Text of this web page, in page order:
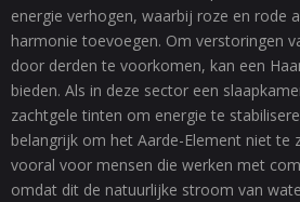
energie verhogen, waarbij roze en rode
harmonie toevoegen. Om verstoringen
door derden te voorkomen, kan een
bieden. Als in deze sector een
zachtgele tinten om energie te
belangrijk om het Aarde-Element niet te
vooral voor mensen die werken met
omdat dit de natuurlijke stroom van